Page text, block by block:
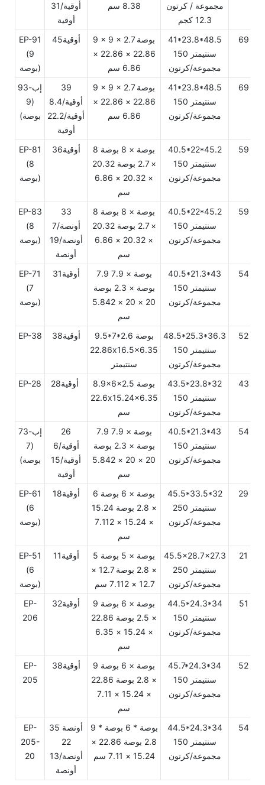
أوقية/31
أوقية
8.38 سم
مجموعة / كرتون
12.3 كجم
EP-91
(9
بوصة)
أوقية45
9 × 9 × 2.7 بوصة
22.86 × 22.86 ×
6.86 سم
41*23.8*48.5
سنتيمتر 150
مجموعة/كرتون
69
إب-93
(9
بوصة)
39
أوقية/8.4
أوقية/22.2
أوقية
9 × 9 × 2.7 بوصة
22.86 × 22.86 ×
6.86 سم
41*23.8*48.5
سنتيمتر 150
مجموعة/كرتون
69
EP-81
(8
بوصة)
أوقية36
8 بوصة × 8 بوصة
× 2.7 بوصة 20.32
× 20.32 × 6.86
سم
40.5*22*45.2
سنتيمتر 150
مجموعة/كرتون
59
EP-83
(8
بوصة)
33
أونصة/7
أونصة/19
أونصة
8 بوصة × 8 بوصة
× 2.7 بوصة 20.32
× 20.32 × 6.86
سم
40.5*22*45.2
سنتيمتر 150
مجموعة/كرتون
59
EP-71
(7
بوصة)
أوقية31
7.9 بوصة × 7.9
بوصة × 2.3 بوصة
20 × 20 × 5.842
سم
40.5*21.3*43
سنتيمتر 150
مجموعة/كرتون
54
EP-38 أوقية38
9.5*7*2.6 بوصة
22.86x16.5x6.35
سنتيمتر
48.5*25.3*36.3
سنتيمتر 150
مجموعة/كرتون
52
EP-28
8.9x6x2.5 بوصة
22.6x15.24x6.35
سم
43.5*23.8*32
سنتيمتر 150
مجموعة/كرتون
43
إب-73
(7
بوصة)
26
أوقية/6
أوقية/15
أوقية
7.9 بوصة × 7.9
بوصة × 2.3 بوصة
20 × 20 × 5.842
سم
40.5*21.3*43
سنتيمتر 150
مجموعة/كرتون
54
EP-61
(6
بوصة)
أوقية18
6 بوصة × 6 بوصة
× 2.8 بوصة 15.24
× 15.24 × 7.112
سم
45.5*33.5*32
سنتيمتر 250
مجموعة/كرتون
29
EP-51
(6
بوصة)
أوقية11
5 بوصة × 5 بوصة
× 2.8 بوصة 12.7 ×
12.7 × 7.112 سم
45.5x28.7x27.3
سنتيمتر 250
مجموعة/كرتون
21
EP-
206
أوقية32
9 بوصة × 6 بوصة
× 2.5 بوصة 22.86
× 15.24 × 6.35
سم
44.5*24.3*34
سنتيمتر 150
مجموعة/كرتون
51
EP-
205
أوقية38
9 بوصة × 6 بوصة
× 2.8 بوصة 22.86
× 15.24 × 7.11
سم
45.7*24.3*34
سنتيمتر 150
مجموعة/كرتون
52
EP-
205-
20
35 أونصة
22
أونصة/13
أونصة
9 بوصة * 6 بوصة *
2.8 بوصة 22.86 ×
15.24 × 7.11 سم
44.5*24.3*34
سنتيمتر 150
مجموعة/كرتون
54